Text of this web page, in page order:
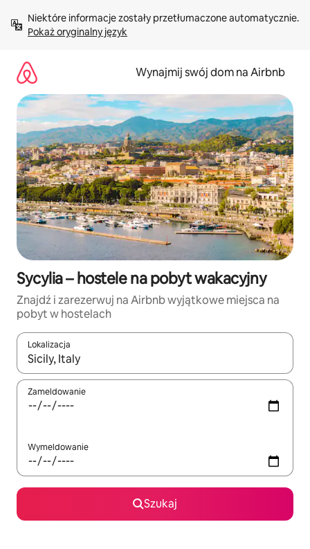
treści Pokaż oryginalny język
Wynajmij swój dom na Airbnb
Sycylia – hostele na pobyt wakacyjny
Znajdź i zarezerwuj na Airbnb wyjątkowe miejsca na
pobyt w hostelach
Lokalizacja
Gdy wyniki będą dostępne, możesz poruszać się po nich za
Zameldowanie
Wymeldowanie
Szukaj